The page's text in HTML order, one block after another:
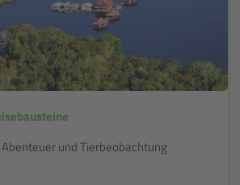
und Tierbeobachtung